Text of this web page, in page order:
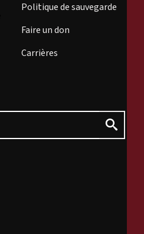
Politique de sauvegarde
Faire un don
Carrières